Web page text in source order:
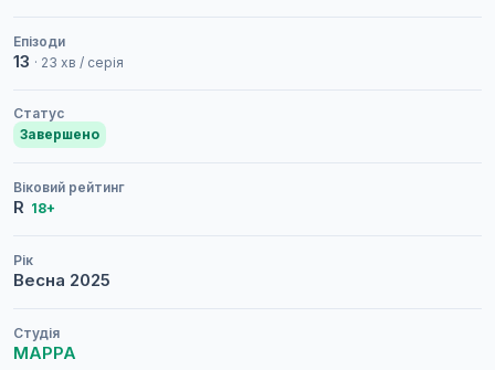
Епізоди
13 · 23 хв / серія
Статус
Завершено
Віковий рейтинг
R 18+
Рік
Весна 2025
Студія
MAPPA